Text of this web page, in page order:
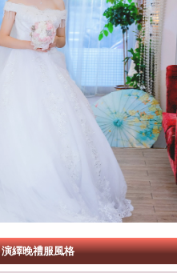
演繹晚禮服風格